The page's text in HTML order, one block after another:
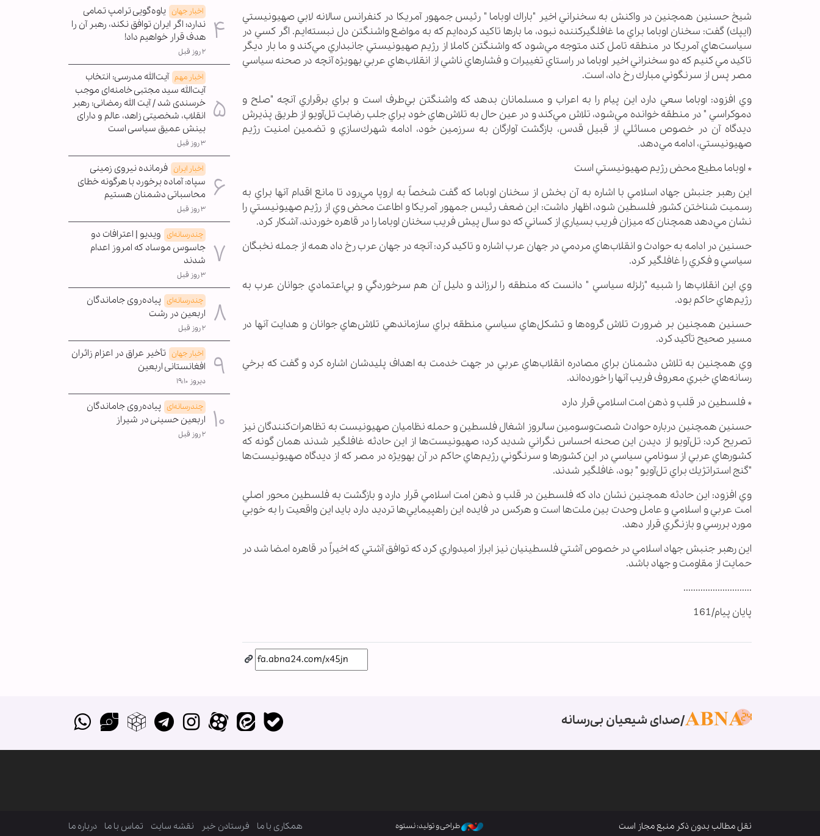
شيخ حسنين همچنين در واكنش به سخنراني اخير "باراك اوباما " رئيس جمهور آمريكا در كنفرانس سالانه لابي صهيونيستي
(ايپك) گفت: سخنان اوباما براي ما غافلگيركننده نبود، ما بارها تاكيد كرده‌ايم كه به مواضع واشنگتن دل نبسته‌ايم. اگر كسي در
سياست‌هاي آمريكا در منطقه تامل كند متوجه مي‌شود كه واشنگتن كاملا از رژيم صهيونيستي جانبداري مي‌كند و ما بار ديگر
تاكيد مي كنيم كه دو سخنراني اخير اوباما در راستاي تغييرات و فشارهاي ناشي از انقلاب‌هاي عربي به‏ويژه آنچه در صحنه سياسي
مصر پس از سرنگوني مبارك رخ داد، است.
وي افزود: اوباما سعي دارد اين پيام را به اعراب و مسلمانان بدهد كه واشنگتن بي‌طرف است و براي برقراري آنچه "صلح و
دموكراسي " در منطقه خوانده مي‌شود، تلاش مي‌كند و در عين حال به تلاش‌هاي خود براي جلب رضايت تل‌آويو از طريق پذيرش
ديدگاه آن در خصوص مسائلي از قبيل قدس، بازگشت آوارگان به سرزمين خود، ادامه شهرك‌سازي و تضمين امنيت رژيم
صهيونيستي، ادامه مي‌دهد.
* اوباما مطيع محض رژيم صهيونيستي است
اين رهبر جنبش جهاد اسلامي با اشاره به آن بخش از سخنان اوباما كه گفت شخصاً به اروپا مي‌رود تا مانع اقدام آنها براي به
رسميت شناختن كشور فلسطين شود، اظهار داشت: اين ضعف رئيس جمهور آمريكا و اطاعت محض وي از رژيم صهيونيستي را
نشان مي‌دهد همچنان كه ميزان فريب بسياري از كساني كه دو سال پيش فريب سخنان اوباما را در قاهره خوردند، آشكار كرد.
حسنين در ادامه به حوادث و انقلاب‌هاي مردمي در جهان عرب اشاره و تاكيد كرد: آنچه در جهان عرب رخ داد همه از جمله نخبگان
سياسي و فكري را غافلگير كرد.
وي اين انقلاب‌ها را شبيه "زلزله سياسي " دانست كه منطقه را لرزاند و دليل آن هم سرخوردگي و بي‌اعتمادي جوانان عرب به
رژيم‌هاي حاكم بود.
حسنين همچنين بر ضرورت تلاش گروه‌ها و تشكل‌هاي سياسي منطقه براي سازماندهي تلاش‌هاي جوانان و هدايت آنها در
مسير صحيح تأكيد كرد.
وي همچنين به تلاش دشمنان براي مصادره انقلاب‌هاي عربي در جهت خدمت به اهداف پليدشان اشاره كرد و گفت كه برخي
رسانه‌هاي خبري معروف فريب آنها را خورده‌اند.
* فلسطين در قلب و ذهن امت اسلامي قرار دارد
حسنين همچنين درباره حوادث شصت‌وسومين سالروز اشغال فلسطين و حمله نظاميان صهيونيست به تظاهرات‌كنندگان نيز
تصريح كرد: تل‌آويو از ديدن اين صحنه احساس نگراني شديد كرد؛ صهيونيست‌ها از اين حادثه غافلگير شدند همان گونه كه
كشورهاي عربي از سونامي سياسي در اين كشورها و سرنگوني رژيم‌هاي حاكم در آن به‎ويژه در مصر كه از ديدگاه صهيونيست‌ها
"گنج استراتژيك براي تل‌آويو " بود، غافلگير شدند.
وي افزود: اين حادثه همچنين نشان داد كه فلسطين در قلب و ذهن امت اسلامي قرار دارد و بازگشت به فلسطين محور اصلي
امت عربي و اسلامي و عامل وحدت بين ملت‌ها است و هركس در فايده اين راهپيمايي‌ها ترديد دارد بايد اين واقعيت را به خوبي
مورد بررسي و بازنگري قرار دهد.
اين رهبر جنبش جهاد اسلامي در خصوص آشتي فلسطينيان نيز ابراز اميدواري كرد كه توافق آشتي كه اخيراً در قاهره امضا شد در
حمايت از مقاومت و جهاد باشد.
............................
پایان پیام/161
اخبار جهان یاوه‌گویی ترامپ تمامی
ندارد؛ اگر ایران توافق نکند، رهبر آن را
هدف قرار خواهیم داد!
۲ روز قبل
اخبار مهم آیت‌الله مدرسی: انتخاب
آیت‌الله سید مجتبی خامنه‌ای موجب
خرسندی شد / آیت الله رمضانی: رهبر
انقلاب، شخصیتی زاهد، عالم و دارای
بینش عمیق سیاسی است
۳ روز قبل
اخبار ایران فرمانده نیروی زمینی
سپاه: آماده برخورد با هرگونه خطای
محاسباتی دشمنان هستیم
۳ روز قبل
چندرسانه‌ای ویدیو | اعترافات دو
جاسوس موساد که امروز اعدام
شدند
۳ روز قبل
چندرسانه‌ای پیاده‌روی جاماندگان
اربعین در رشت
۲ روز قبل
اخبار جهان تأخیر عراق در اعزام زائران
افغانستانی اربعین
دیروز ۱۹:۱۰
چندرسانه‌ای پیاده‌روی جاماندگان
اربعین حسینی در شیراز
۲ روز قبل
صدای شیعیان بی‌رسانه
نقل مطالب بدون ذکر منبع مجاز است طراحی و تولید: نستوه همکاری با ما فرستادن خبر نقشه سایت تماس با ما درباره ما